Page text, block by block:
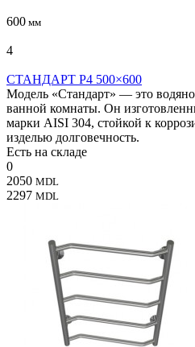
600 мм
4
СТАНДАРТ P4 500×600
Модель «Стандарт» — это
ванной комнаты. Он
марки AISI 304, стойкой к
изделью долговечность.
Есть на складе
0
2050 MDL
2297 MDL